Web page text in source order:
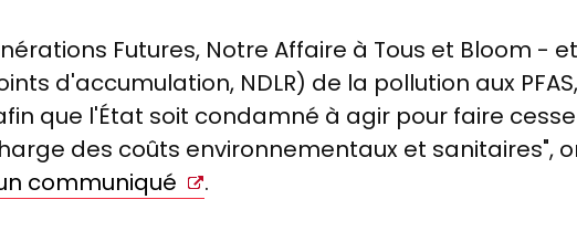
Futures, Notre Affaire à Tous et Bloom -
d'accumulation, NDLR) de la pollution aux
que l'État soit condamné à agir pour faire
des coûts environnementaux et sanitaires",
communiqué
.